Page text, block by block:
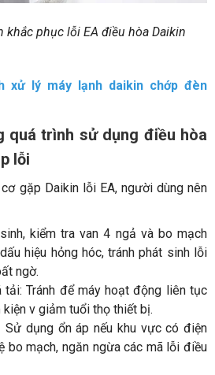
khắc phục lỗi EA điều hòa Daikin
xử lý máy lạnh daikin chớp đèn
quá trình sử dụng điều hòa
lỗi
gặp Daikin lỗi EA, người dùng nên
kiểm tra van 4 ngả và bo mạch
hiệu hỏng hóc, tránh phát sinh lỗi
ngờ.
tải: Tránh để máy hoạt động liên tục
v giảm tuổi thọ thiết bị.
Sử dụng ổn áp nếu khu vực có điện
bo mạch, ngăn ngừa các mã lỗi điều